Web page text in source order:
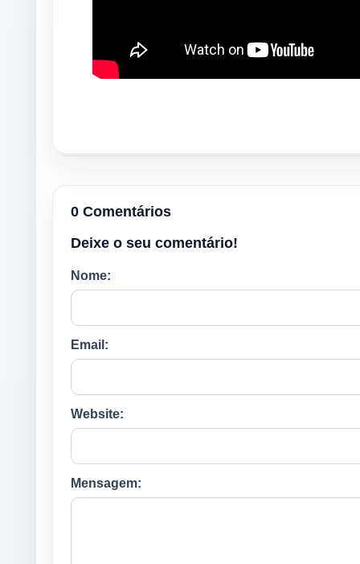
0 Comentários
Deixe o seu comentário!
Nome:
Email:
Website:
Mensagem: